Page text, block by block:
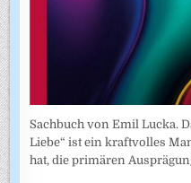
Sachbuch von Emil Lucka.
Liebe“ ist ein kraftvolles
hat, die primären